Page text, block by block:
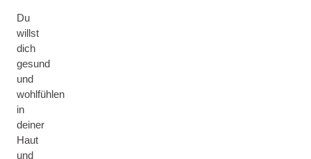
Du
willst
dich
gesund
und
wohlfühlen
in
deiner
Haut
und